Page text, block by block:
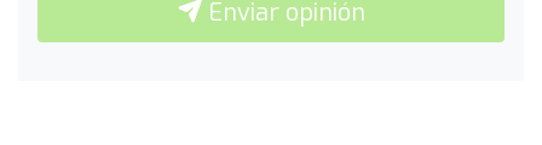
Enviar opinión